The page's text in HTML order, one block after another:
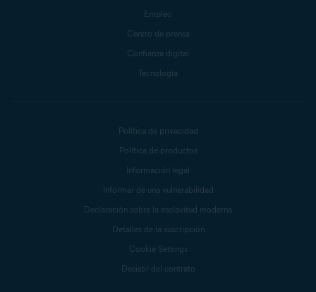
Empleo
Centro de prensa
Confianza digital
Tecnología
Política de privacidad
Política de productos
Información legal
Informar de una vulnerabilidad
Declaración sobre la esclavitud moderna
Detalles de la suscripción
Cookie Settings
Desistir del contrato